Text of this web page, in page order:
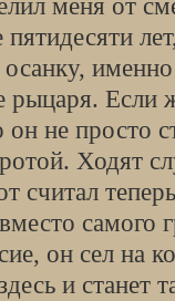
меня от
рыцаря. Если
он не просто
Ходят
считал
самого
он сел на
и станет